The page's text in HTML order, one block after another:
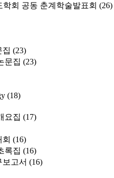
회 공동 춘계학술발표회 (26)
집 (23)
문집 (23)
(18)
요집 (17)
(16)
록집 (16)
고서 (16)